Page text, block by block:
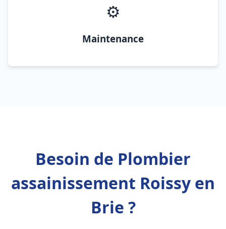
⚙️
Maintenance
Besoin de Plombier
assainissement Roissy en
Brie ?